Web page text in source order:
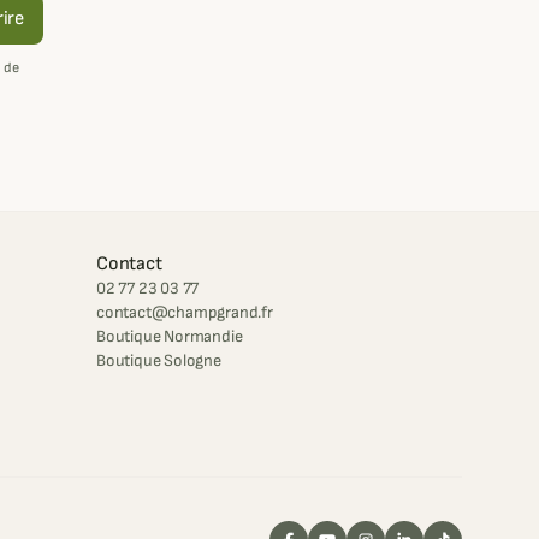
de
Contact
02 77 23 03 77
contact@champgrand.fr
Boutique Normandie
Boutique Sologne